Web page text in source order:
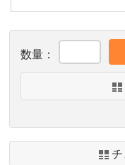
数量：
チ